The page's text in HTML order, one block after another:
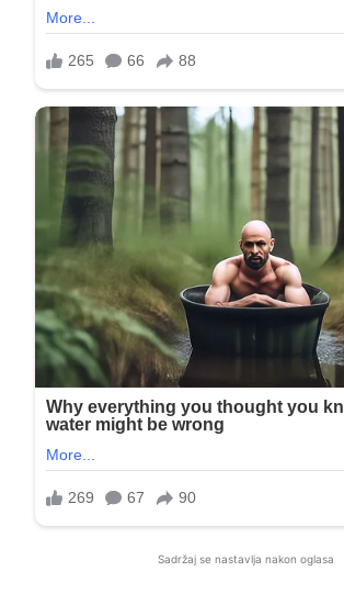
Sadržaj se nastavlja nakon oglasa